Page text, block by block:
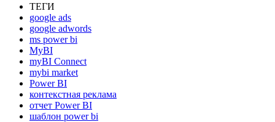
ТЕГИ
google ads
google adwords
ms power bi
MyBI
myBI Connect
mybi market
Power BI
контекстная реклама
отчет Power BI
шаблон power bi